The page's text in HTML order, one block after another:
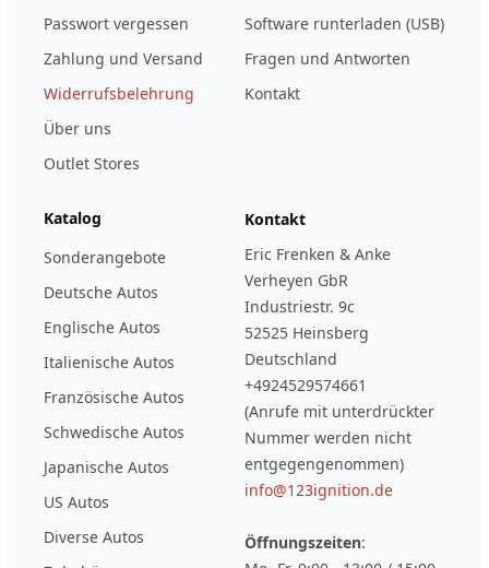
Passwort vergessen
Zahlung und Versand
Widerrufsbelehrung
Über uns
Outlet Stores
Software runterladen (USB)
Fragen und Antworten
Kontakt
Katalog
Sonderangebote
Deutsche Autos
Englische Autos
Italienische Autos
Französische Autos
Schwedische Autos
Japanische Autos
US Autos
Diverse Autos
Kontakt
Eric Frenken & Anke
Verheyen GbR
Industriestr. 9c
52525 Heinsberg
Deutschland
+4924529574661
(Anrufe mit unterdrückter
Nummer werden nicht
entgegengenommen)
info@123ignition.de
Öffnungszeiten: